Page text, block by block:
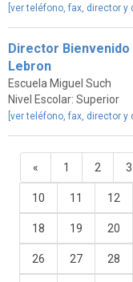
[ver teléfono, fax, director y
Director
Lebron
Escuela Miguel Such
Nivel Escolar: Superior
[ver teléfono, fax, director y
« 1 2 3
10 11 12
18 19 20
26 27 28